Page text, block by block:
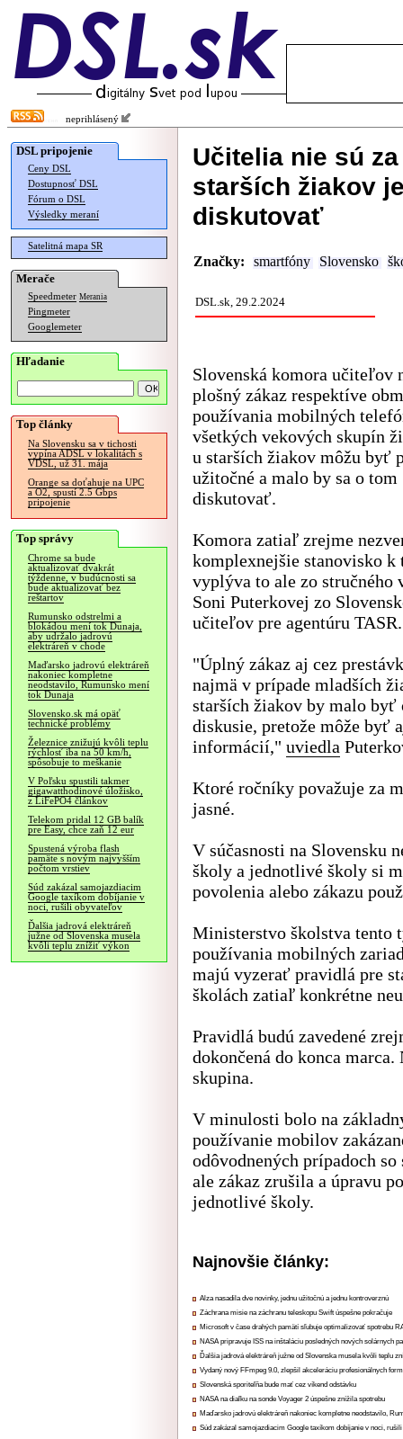
neprihlásený
DSL pripojenie
Ceny DSL
Dostupnosť DSL
Fórum o DSL
Výsledky meraní
Satelitná mapa SR
Merače
Speedmeter Merania
Pingmeter
Googlemeter
Hľadanie
Top články
Na Slovensku sa v tichosti
vypína ADSL v lokalitách s
VDSL, už 31. mája
Orange sa doťahuje na UPC
a O2, spustí 2.5 Gbps
pripojenie
Top správy
Chrome sa bude
aktualizovať dvakrát
týždenne, v budúcnosti sa
bude aktualizovať bez
reštartov
Rumunsko odstrelmi a
blokádou mení tok Dunaja,
aby udržalo jadrovú
elektráreň v chode
Maďarsko jadrovú elektráreň
nakoniec kompletne
neodstavilo, Rumunsko mení
tok Dunaja
Slovensko.sk má opäť
technické problémy
Železnice znižujú kvôli teplu
rýchlosť iba na 50 km/h,
spôsobuje to meškanie
V Poľsku spustili takmer
gigawatthodinové úložisko,
z LiFePO4 článkov
Telekom pridal 12 GB balík
pre Easy, chce zaň 12 eur
Spustená výroba flash
pamäte s novým najvyšším
počtom vrstiev
Súd zakázal samojazdiacim
Google taxíkom dobíjanie v
noci, rušili obyvateľov
Ďalšia jadrová elektráreň
južne od Slovenska musela
kvôli teplu znížiť výkon
Učitelia nie sú
starších žiakov
diskutovať
Značky: smartfóny Slovensko
DSL.sk, 29.2.2024
Slovenská komora učiteľov
plošný zákaz respektíve
používania mobilných
všetkých vekových skupín
u starších žiakov môžu byť
užitočné a malo by sa o tom
diskutovať.
Komora zatiaľ zrejme
komplexnejšie stanovisko k
vyplýva to ale zo stručného
Soni Puterkovej zo
učiteľov pre agentúru TASR.
"Úplný zákaz aj cez
najmä v prípade mladších
starších žiakov by malo byť
diskusie, pretože môže byť
informácií," uviedla
Ktoré ročníky považuje za
jasné.
V súčasnosti na Slovensku
školy a jednotlivé školy si
povolenia alebo zákazu
Ministerstvo školstva tento
používania mobilných
majú vyzerať pravidlá pre
školách zatiaľ konkrétne
Pravidlá budú zavedené
dokončená do konca
skupina.
V minulosti bolo na
používanie mobilov
odôvodnených prípadoch
ale zákaz zrušila a úpravu
jednotlivé školy.
Najnovšie články:
Alza nasadila dve novinky, jednu užitočnú a jednu kontroverznú
Záchrana misie na záchranu teleskopu Swift úspešne pokračuje
Microsoft v čase drahých pamätí sľubuje optimalizovať spotrebu
NASA pripravuje ISS na inštaláciu posledných nových solárnych
Ďalšia jadrová elektráreň južne od Slovenska musela kvôli teplu
Vydaný nový FFmpeg 9.0, zlepšil akceleráciu profesionálnych
Slovenská sporiteľňa bude mať cez víkend odstávku
NASA na diaľku na sonde Voyager 2 úspešne znížila spotrebu
Maďarsko jadrovú elektráreň nakoniec kompletne neodstavilo,
Súd zakázal samojazdiacim Google taxíkom dobíjanie v noci,